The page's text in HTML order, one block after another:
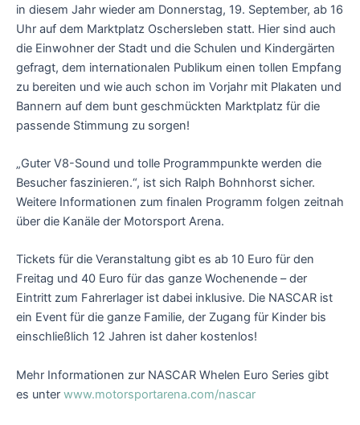
in diesem Jahr wieder am Donnerstag, 19. September, ab 16
Uhr auf dem Marktplatz Oschersleben statt. Hier sind auch
die Einwohner der Stadt und die Schulen und Kindergärten
gefragt, dem internationalen Publikum einen tollen Empfang
zu bereiten und wie auch schon im Vorjahr mit Plakaten und
Bannern auf dem bunt geschmückten Marktplatz für die
passende Stimmung zu sorgen!
„Guter V8-Sound und tolle Programmpunkte werden die
Besucher faszinieren.“, ist sich Ralph Bohnhorst sicher.
Weitere Informationen zum finalen Programm folgen zeitnah
über die Kanäle der Motorsport Arena.
Tickets für die Veranstaltung gibt es ab 10 Euro für den
Freitag und 40 Euro für das ganze Wochenende – der
Eintritt zum Fahrerlager ist dabei inklusive. Die NASCAR ist
ein Event für die ganze Familie, der Zugang für Kinder bis
einschließlich 12 Jahren ist daher kostenlos!
Mehr Informationen zur NASCAR Whelen Euro Series gibt
es unter www.motorsportarena.com/nascar